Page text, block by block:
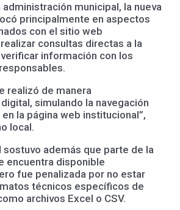
municipal, la nueva
principalmente en aspectos
con el sitio web
consultas directas a la
información con los
realizó de manera
simulando la navegación
la página web institucional”,
local.
sostuvo además que parte de la
encuentra disponible
fue penalizada por no estar
técnicos específicos de
archivos Excel o CSV.